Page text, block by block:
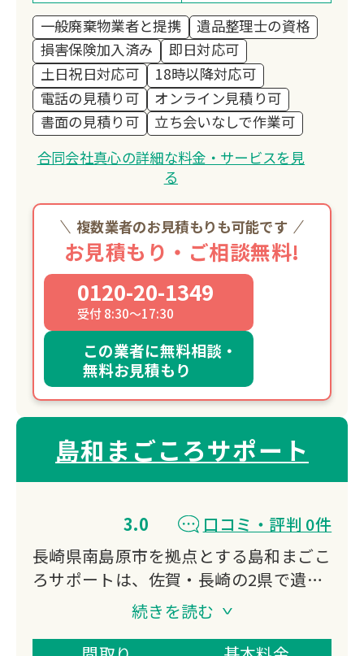
一般廃棄物業者と提携
遺品整理士の資格
損害保険加入済み
即日対応可
土日祝日対応可
18時以降対応可
電話の見積り可
オンライン見積り可
書面の見積り可
立ち会いなしで作業可
合同会社真心の詳細な料金・サービスを見
る
複数業者のお見積もりも可能です
お見積もり・ご相談無料!
0120-20-1349
受付 8:30～17:30
この業者に無料相談・
無料お見積もり
島和まごころサポート
3.0
口コミ・評判 0件
長崎県南島原市を拠点とする島和まごこ
ろサポートは、佐賀・長崎の2県で遺品
整理・特殊清掃・空き家片付けに対応し
一般廃棄物収集運携業の許可を自社取得
続きを読む